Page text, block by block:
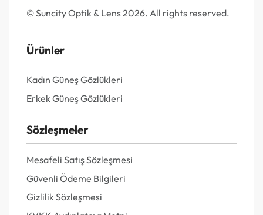
© Suncity Optik & Lens 2026. All rights reserved.
Ürünler
Kadın Güneş Gözlükleri
Erkek Güneş Gözlükleri
Sözleşmeler
Mesafeli Satış Sözleşmesi
Güvenli Ödeme Bilgileri
Gizlilik Sözleşmesi